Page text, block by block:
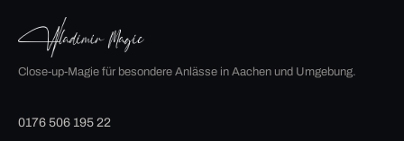
Close-up-Magie für besondere Anlässe in Aachen und Umgebung.
0176 506 195 22